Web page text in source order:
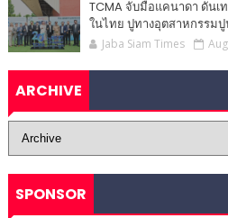
TCMA จับมือแคนาดา ดันเ
ในไทย ปูทางอุตสาหกรรม
Jaba Siam Times
ARCHIVE
SPONSOR